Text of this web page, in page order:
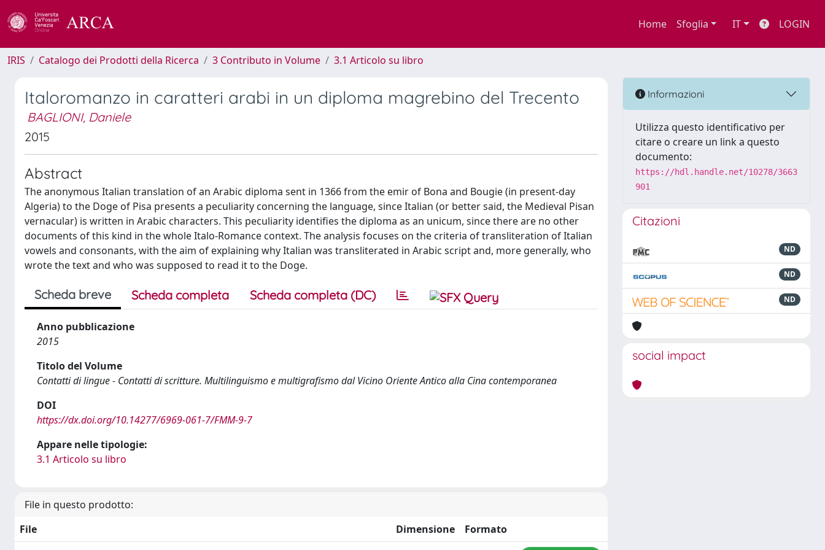
Home Sfoglia IT LOGIN
IRIS Catalogo dei Prodotti della Ricerca 3 Contributo in Volume 3.1 Articolo su libro
Italoromanzo in caratteri arabi in un diploma magrebino del Trecento
BAGLIONI, Daniele
2015
Abstract
The anonymous Italian translation of an Arabic diploma sent in 1366 from the emir of Bona and Bougie (in present-day
Algeria) to the Doge of Pisa presents a peculiarity concerning the language, since Italian (or better said, the Medieval Pisan
vernacular) is written in Arabic characters. This peculiarity identifies the diploma as an unicum, since there are no other
documents of this kind in the whole Italo-Romance context. The analysis focuses on the criteria of transliteration of Italian
vowels and consonants, with the aim of explaining why Italian was transliterated in Arabic script and, more generally, who
wrote the text and who was supposed to read it to the Doge.
Scheda breve Scheda completa Scheda completa (DC)
Anno pubblicazione
2015
Titolo del Volume
Contatti di lingue - Contatti di scritture. Multilinguismo e multigrafismo dal Vicino Oriente Antico alla Cina contemporanea
DOI
https://dx.doi.org/10.14277/6969-061-7/FMM-9-7
Appare nelle tipologie:
3.1 Articolo su libro
File in questo prodotto:
File
Dimensione
Formato
Informazioni
Utilizza questo identificativo per
citare o creare un link a questo
documento:
https://hdl.handle.net/10278/3663
901
Citazioni
ND
ND
ND
social impact